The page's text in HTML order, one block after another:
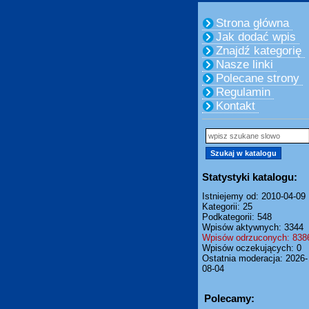
Strona główna
Jak dodać wpis
Znajdź kategorię
Nasze linki
Polecane strony
Regulamin
Kontakt
Statystyki katalogu:
Istniejemy od: 2010-04-09
Kategorii: 25
Podkategorii: 548
Wpisów aktywnych: 3344
Wpisów odrzuconych:
Wpisów oczekujących: 0
Ostatnia moderacja: 2026-
08-04
Polecamy: